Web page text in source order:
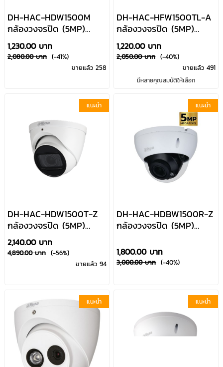
DH-HAC-HDW1500M
กล้องวงจรปิด (5MP)
HDCVI ระบบอินฟาเรดก
ลางคืน Dahua By
Usupply
1,230.00 บาท
2,080.00 บาท (-41%)
ขายแล้ว 258
DH-HAC-HFW1500TL-A
กล้องวงจรปิด (5MP)
HDCVI ระบบอินฟาเรดก
ลางคืน มีไมค์บันทึกเสียง
Dahua By Usupply
1,220.00 บาท
2,050.00 บาท (-40%)
ขายแล้ว 491
มีหลายคุณสมบัติให้เลือก
แนะนำ
DH-HAC-HDW1500T-Z
กล้องวงจรปิด (5MP)
HDCVI ระบบอินฟาเรดก
ลางคืน เลนส์ซูมได้ Dahua
By Usupply
2,140.00 บาท
4,890.00 บาท (-56%)
ขายแล้ว 94
แนะนำ
DH-HAC-HDBW1500R-Z
กล้องวงจรปิด (5MP)
ลางคืน เลนส์ซูมได้ Dahua
By Usupply
1,800.00 บาท
3,000.00 บาท (-40%)
แนะนำ แนะนำ